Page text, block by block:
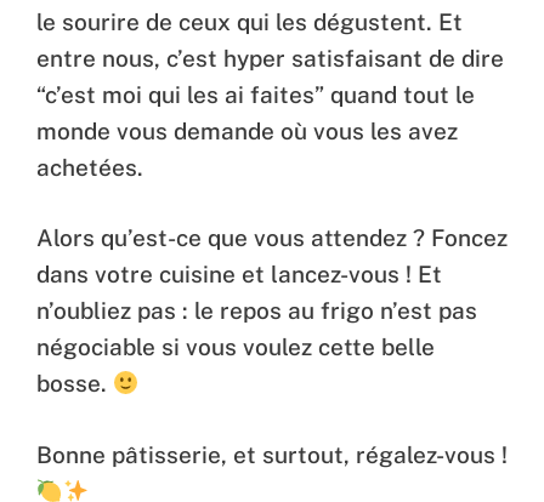
le sourire de ceux qui les dégustent. Et
entre nous, c’est hyper satisfaisant de dire
“c’est moi qui les ai faites” quand tout le
monde vous demande où vous les avez
achetées.
Alors qu’est-ce que vous attendez ? Foncez
dans votre cuisine et lancez-vous ! Et
n’oubliez pas : le repos au frigo n’est pas
négociable si vous voulez cette belle
bosse.
Bonne pâtisserie, et surtout, régalez-vous !